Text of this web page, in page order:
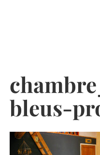
bleus-